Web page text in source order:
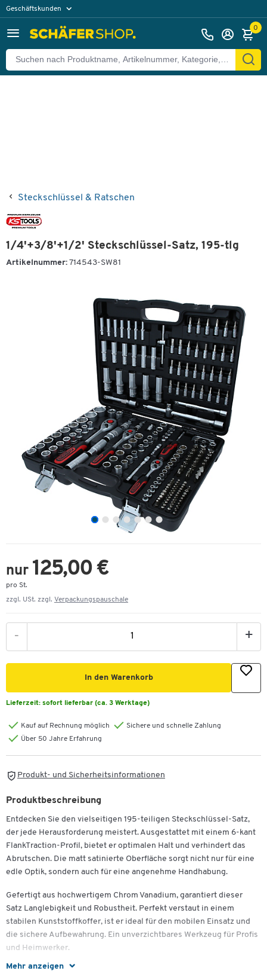
Geschäftskunden
0
Steckschlüssel & Ratschen
1/4'+3/8'+1/2' Steckschlüssel-Satz, 195-tlg
Artikelnummer: 714543-SW81
nur 125,00 €
pro St.
zzgl. USt. zzgl. Verpackungspauschale
- +
In den Warenkorb
Lieferzeit: sofort lieferbar (ca. 3 Werktage)
Kauf auf Rechnung möglich
Sichere und schnelle Zahlung
Über 50 Jahre Erfahrung
Produkt- und Sicherheitsinformationen
Mehr anzeigen
Produktbeschreibung
Entdecken Sie den vielseitigen 195-teiligen Steckschlüssel-Satz,
der jede Herausforderung meistert. Ausgestattet mit einem 6-kant
FlankTraction-Profil, bietet er optimalen Halt und verhindert das
Abrutschen. Die matt satinierte Oberfläche sorgt nicht nur für eine
edle Optik, sondern auch für eine angenehme Handhabung.
Gefertigt aus hochwertigem Chrom Vanadium, garantiert dieser
Satz Langlebigkeit und Robustheit. Perfekt verstaut in einem
stabilen Kunststoffkoffer, ist er ideal für den mobilen Einsatz und
die sichere Aufbewahrung. Ein unverzichtbares Werkzeug für Profis
und Heimwerker.
Wichtige Details:
Zurück